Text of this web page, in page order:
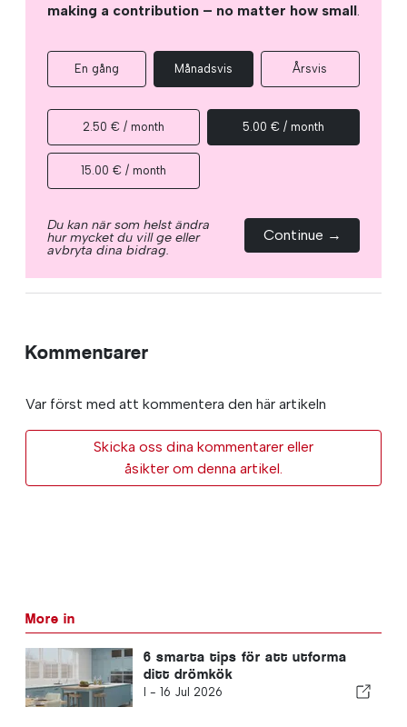
making a contribution – no matter how small.
En gång Månadsvis Årsvis
2.50 € / month 5.00 € / month
15.00 € / month
Du kan när som helst ändra
hur mycket du vill ge eller
avbryta dina bidrag.
Continue →
Kommentarer
Var först med att kommentera den här artikeln
Skicka oss dina kommentarer eller
åsikter om denna artikel.
More in
6 smarta tips för att utforma
ditt drömkök
I - 16 Jul 2026